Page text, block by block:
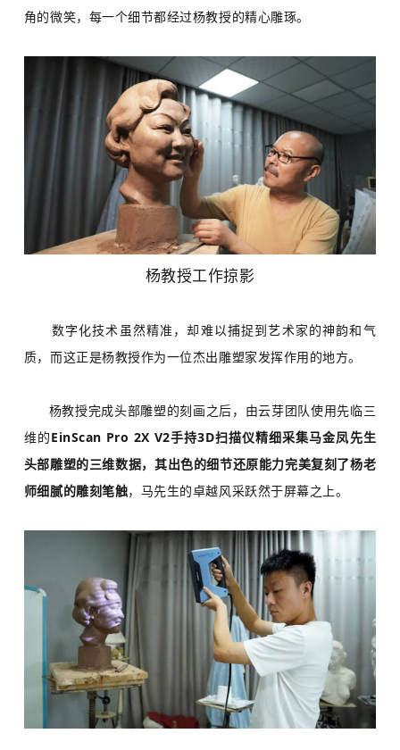
角的微笑，每一个细节都经过杨教授的精心雕琢。
杨教授工作掠影
数字化技术虽然精准，却难以捕捉到艺术家的神韵和气
质，而这正是杨教授作为一位杰出雕塑家发挥作用的地方。
杨教授完成头部雕塑的刻画之后，由云芽团队使用先临三
维的EinScan Pro 2X V2手持3D扫描仪精细采集马金凤先生
头部雕塑的三维数据，其出色的细节还原能力完美复刻了杨老
师细腻的雕刻笔触，马先生的卓越风采跃然于屏幕之上。